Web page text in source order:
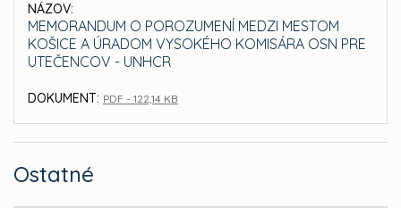
NÁZOV:
MEMORANDUM O POROZUMENÍ MEDZI MESTOM
KOŠICE A ÚRADOM VYSOKÉHO KOMISÁRA OSN PRE
UTEČENCOV - UNHCR
DOKUMENT: PDF - 122,14 KB
Ostatné